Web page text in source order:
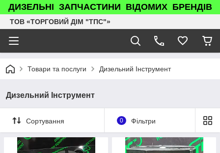
ДИЗЕЛЬНІ ЗАПЧАСТИНИ ВІДОМИХ БРЕНДІВ
ТОВ «ТОРГОВИЙ ДІМ "ТПС"»
Товари та послуги Дизельний Інструмент
Дизельний Інструмент
Сортування 0 Фільтри